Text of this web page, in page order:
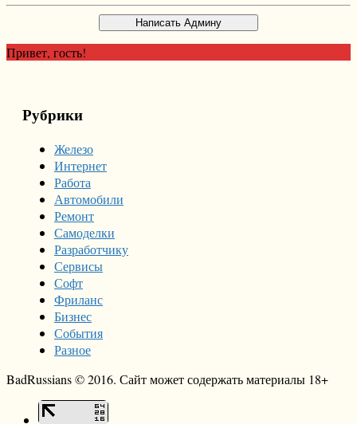
Привет, гость!
Рубрики
Железо
Интернет
Работа
Автомобили
Ремонт
Самоделки
Разработчику
Сервисы
Софт
Фриланс
Бизнес
События
Разное
BadRussians © 2016. Сайт может содержать материалы 18+